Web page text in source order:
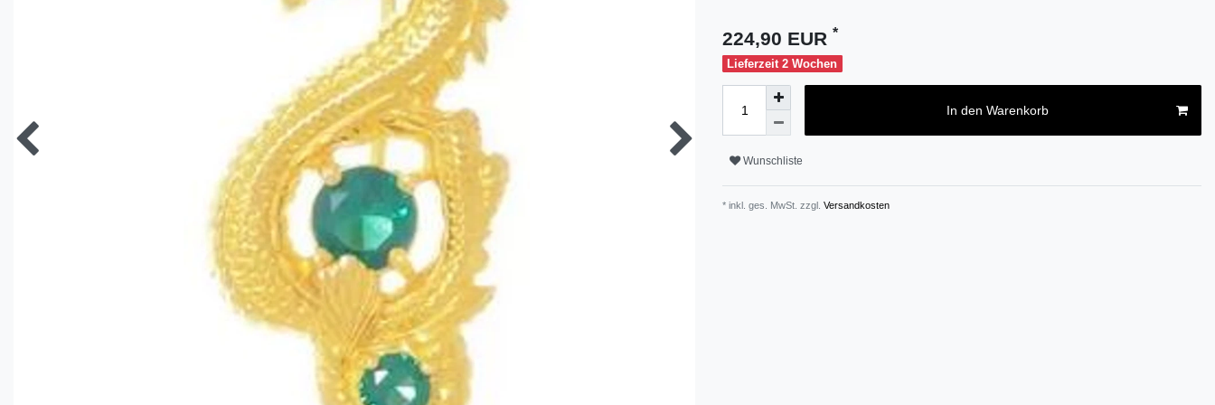
224,90 EUR *
Lieferzeit 2 Wochen
In den Warenkorb
Wunschliste
* inkl. ges. MwSt. zzgl. Versandkosten